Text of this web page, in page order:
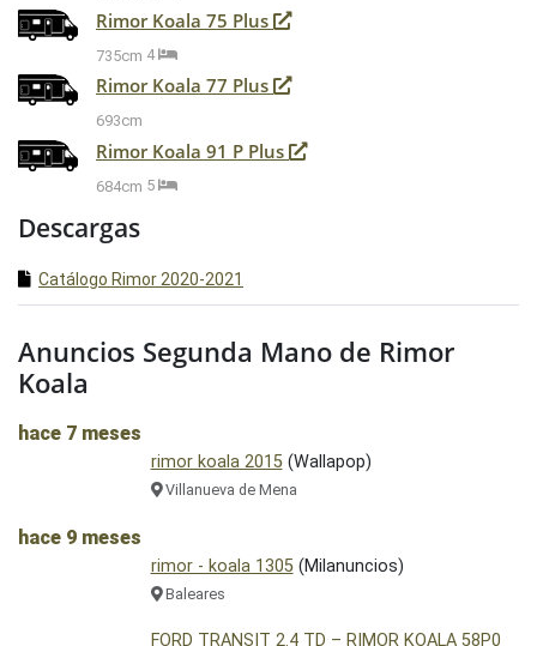
Rimor Koala 75 Plus
735cm 4
Rimor Koala 77 Plus
693cm
Rimor Koala 91 P Plus
684cm 5
Descargas
Catálogo Rimor 2020-2021
Anuncios Segunda Mano de Rimor
Koala
hace 7 meses
rimor koala 2015(Wallapop)
Villanueva de Mena
hace 9 meses
rimor - koala 1305(Milanuncios)
Baleares
FORD TRANSIT 2.4 TD – RIMOR KOALA 58P0